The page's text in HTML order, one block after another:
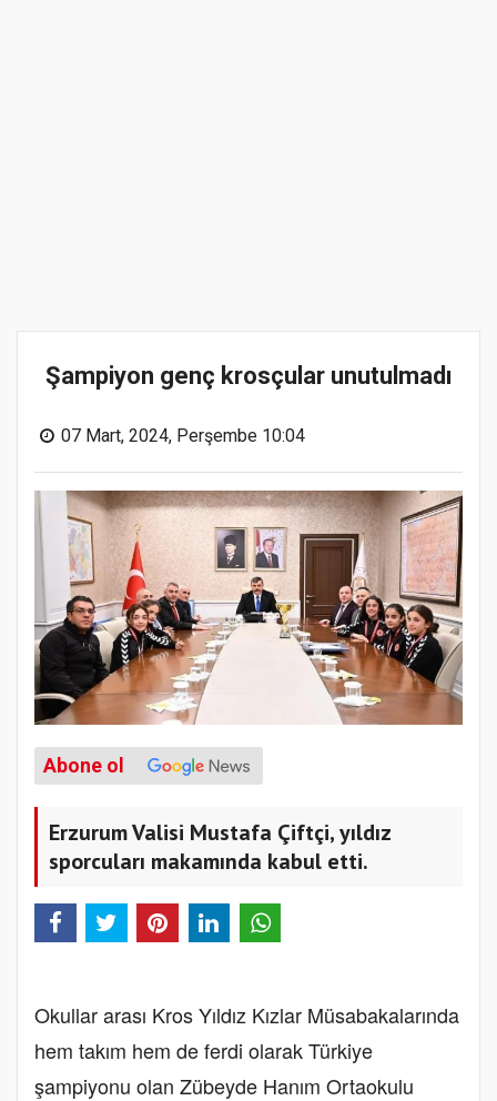
Şampiyon genç krosçular unutulmadı
07 Mart, 2024, Perşembe 10:04
Abone ol
Erzurum Valisi Mustafa Çiftçi, yıldız
sporcuları makamında kabul etti.
Okullar arası Kros Yıldız Kızlar Müsabakalarında
hem takım hem de ferdi olarak Türkiye
şampiyonu olan Zübeyde Hanım Ortaokulu